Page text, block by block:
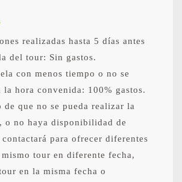
realizadas hasta 5 días antes
del tour: Sin gastos.
con menos tiempo o no se
la hora convenida: 100% gastos.
de que no se pueda realizar la
o no haya disponibilidad de
contactará para ofrecer diferentes
tour en diferente fecha,
en la misma fecha o